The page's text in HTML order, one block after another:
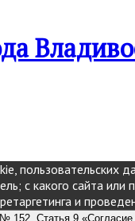
пользовательских
с какого сайта
и
152. Статья 9